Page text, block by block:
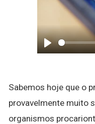
Play
Sabemos hoje que o
provavelmente muito
organismos